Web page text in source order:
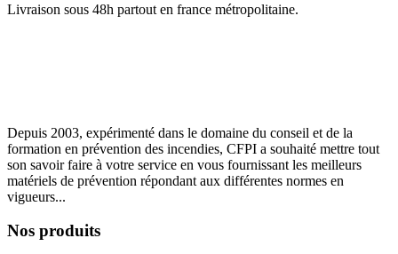
Livraison sous 48h partout en france métropolitaine.
Depuis 2003, expérimenté dans le domaine du conseil et de la
formation en prévention des incendies, CFPI a souhaité mettre tout
son savoir faire à votre service en vous fournissant les meilleurs
matériels de prévention répondant aux différentes normes en
vigueurs...
Nos produits